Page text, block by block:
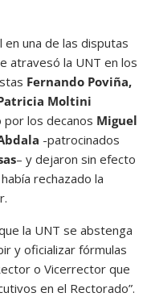
una de las disputas
atravesó la UNT en los
Fernando Poviña,
Moltini
los decanos Miguel
-patrocinados
– y dejaron sin efecto
rechazado la
la UNT se abstenga
y oficializar fórmulas
o Vicerrector que
en el Rectorado”.